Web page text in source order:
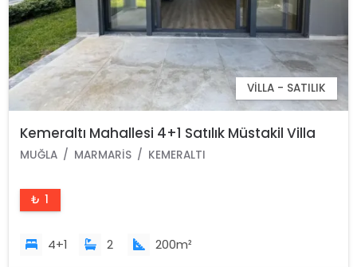
VILLA - SATILIK
Kemeraltı Mahallesi 4+1 Satılık Müstakil Villa
MUĞLA MARMARIS KEMERALTI
₺ 1
4+1 2 200m²